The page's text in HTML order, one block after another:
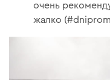
очень
жалко